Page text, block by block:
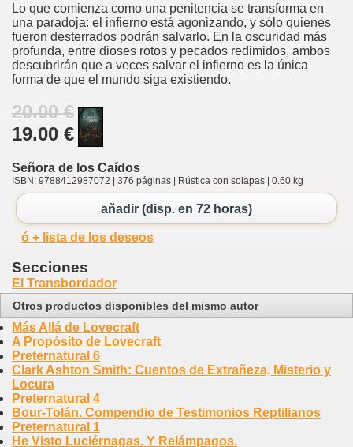
Lo que comienza como una penitencia se transforma en
una paradoja: el infierno está agonizando, y sólo quienes
fueron desterrados podrán salvarlo. En la oscuridad más
profunda, entre dioses rotos y pecados redimidos, ambos
descubrirán que a veces salvar el infierno es la única
forma de que el mundo siga existiendo.
20.00 €
19.00 €
Señora de los Caídos
ISBN: 9788412987072 | 376 páginas | Rústica con solapas | 0.60 kg
añadir (disp. en 72 horas)
ó + lista de los deseos
Secciones
El Transbordador
Otros productos disponibles del mismo autor
Más Allá de Lovecraft
A Propósito de Lovecraft
Preternatural 6
Clark Ashton Smith: Cuentos de Extrañeza, Misterio y
Locura
Preternatural 4
Bour-Tolán. Compendio de Testimonios Reptilianos
Preternatural 1
He Visto Luciérnagas. Y Relámpagos.